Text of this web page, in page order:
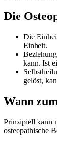
Die
Die
Einheit.
kann. Ist
gelöst,
Wann
Prinzipiell kann
osteopathische